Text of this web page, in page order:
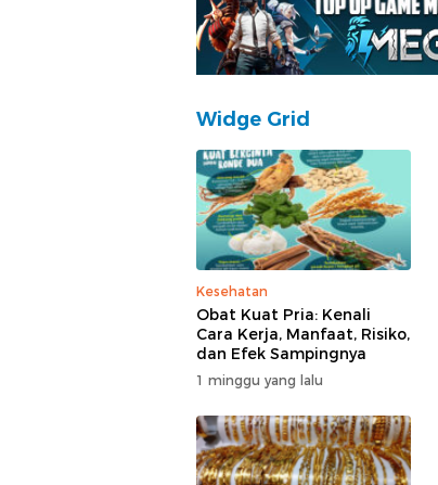
Widge Grid
Kesehatan
Obat Kuat Pria: Kenali
Cara Kerja, Manfaat, Risiko,
dan Efek Sampingnya
1 minggu yang lalu